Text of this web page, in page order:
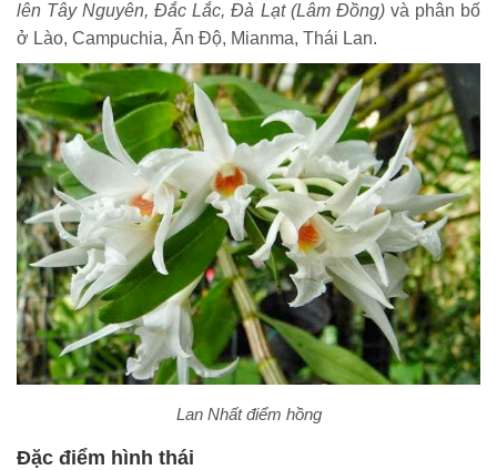
lên Tây Nguyên, Đắc Lắc, Đà Lạt (Lâm Đồng)và phân bố
ở Lào, Campuchia, Ấn Độ, Mianma, Thái Lan.
Lan Nhất điểm hồng
Đặc điểm hình thái